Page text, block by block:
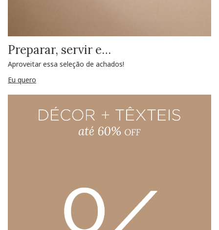
Preparar, servir e…
Aproveitar essa seleção de achados!
Eu quero